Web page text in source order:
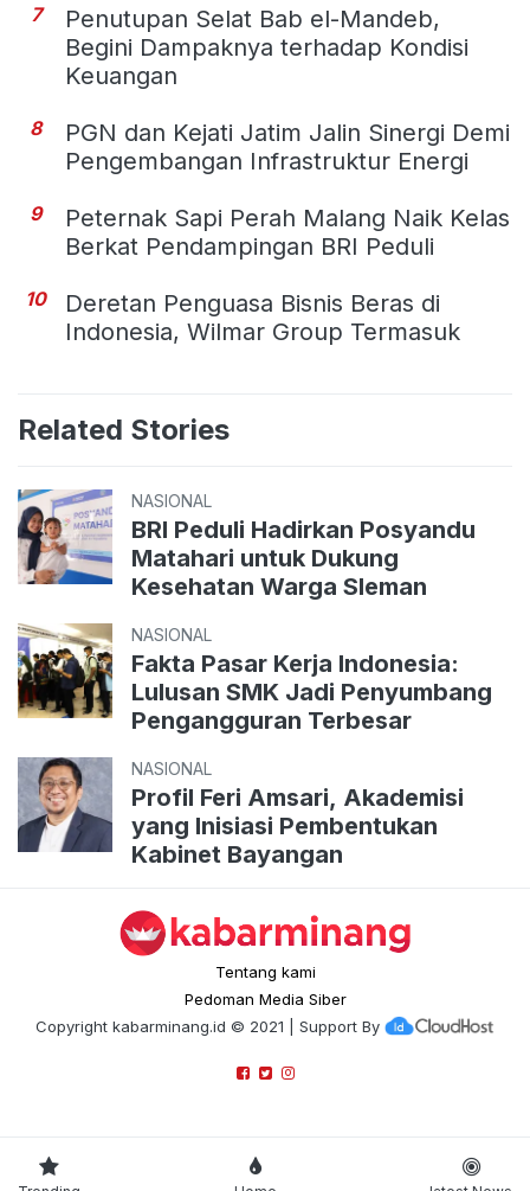
7
Penutupan Selat Bab el-Mandeb,
Begini Dampaknya terhadap Kondisi
Keuangan
8
PGN dan Kejati Jatim Jalin Sinergi Demi
Pengembangan Infrastruktur Energi
9
Peternak Sapi Perah Malang Naik Kelas
Berkat Pendampingan BRI Peduli
10
Deretan Penguasa Bisnis Beras di
Indonesia, Wilmar Group Termasuk
Related Stories
NASIONAL
BRI Peduli Hadirkan Posyandu
Matahari untuk Dukung
Kesehatan Warga Sleman
NASIONAL
Fakta Pasar Kerja Indonesia:
Lulusan SMK Jadi Penyumbang
Pengangguran Terbesar
NASIONAL
Profil Feri Amsari, Akademisi
yang Inisiasi Pembentukan
Kabinet Bayangan
Tentang kami
Pedoman Media Siber
Copyright kabarminang.id © 2021 | Support By